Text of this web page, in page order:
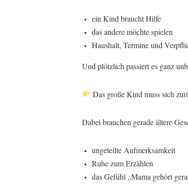
ein Kind braucht Hilfe
das andere möchte spielen
Haushalt, Termine und
Und plötzlich passiert es ganz
Das große Kind muss sich
Dabei brauchen gerade ältere
ungeteilte Aufmerksamkeit
Ruhe zum Erzählen
das Gefühl „Mama gehört